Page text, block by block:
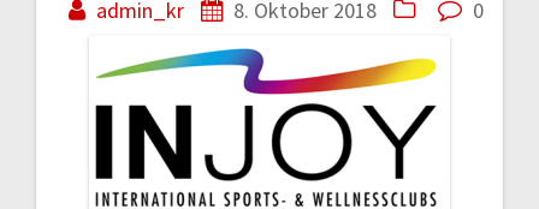
admin_kr 8. Oktober 2018 0